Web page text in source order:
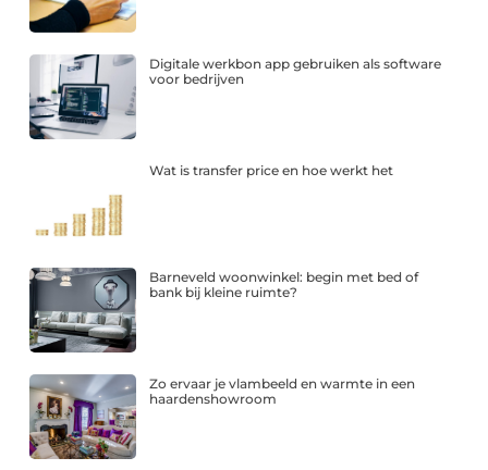
Digitale werkbon app gebruiken als software
voor bedrijven
Wat is transfer price en hoe werkt het
Barneveld woonwinkel: begin met bed of
bank bij kleine ruimte?
Zo ervaar je vlambeeld en warmte in een
haardenshowroom